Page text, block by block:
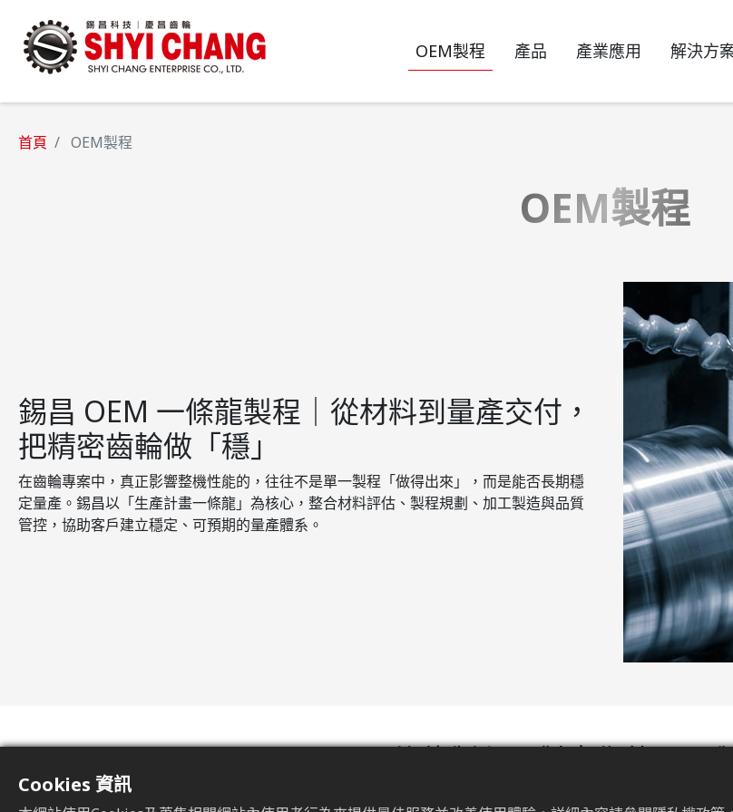
OEM製程 產品 產業應用 解決方
首頁 OEM製程
OEM製程
錫昌 OEM 一條龍製程｜從材料到量產交付，
把精密齒輪做「穩」
在齒輪專案中，真正影響整機性能的，往往不是單一製程「做得出來」，而是能否長期穩
定量產。錫昌以「生產計畫一條龍」為核心，整合材料評估、製程規劃、加工製造與品質
管控，協助客戶建立穩定、可預期的量產體系。
一條龍製程，對應你的圖面
Cookies 資訊